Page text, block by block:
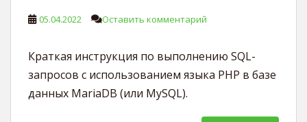
05.04.2022 Оставить комментарий
Краткая инструкция по выполнению SQL-
запросов с использованием языка PHP в базе
данных MariaDB (или MySQL).